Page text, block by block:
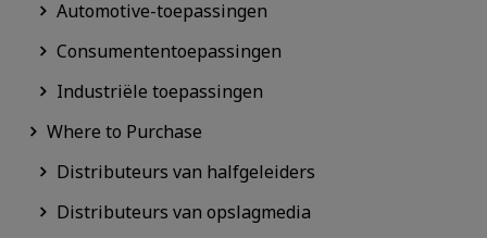
Automotive-toepassingen
Consumententoepassingen
Industriële toepassingen
Where to Purchase
Distributeurs van halfgeleiders
Distributeurs van opslagmedia